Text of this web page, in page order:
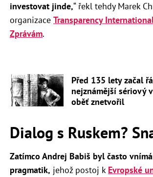
investovat jinde,“ řekl tehdy Marek
organizace Transparency
Zprávám.
Před 135 lety začal
nejznámější sériový
oběť znetvořil
Dialog s Ruskem?
Zatímco Andrej Babiš byl často
pragmatik, jehož postoj k Evropské